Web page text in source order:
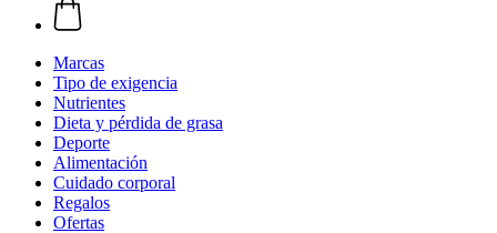
Marcas
Tipo de exigencia
Nutrientes
Dieta y pérdida de grasa
Deporte
Alimentación
Cuidado corporal
Regalos
Ofertas